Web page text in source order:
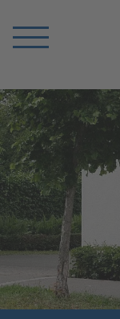
Switch